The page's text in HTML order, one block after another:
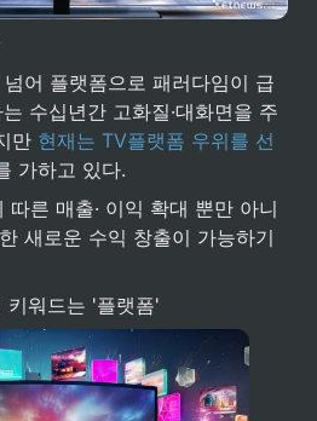
어 플랫폼으로 패러다임이 급
수십년간 고화질·대화면을 주
만 현재는 TV플랫폼 우위를 선
가하고 있다.
따른 매출· 이익 확대 뿐만 아니
새로운 수익 창출이 가능하기
워드는 '플랫폼'